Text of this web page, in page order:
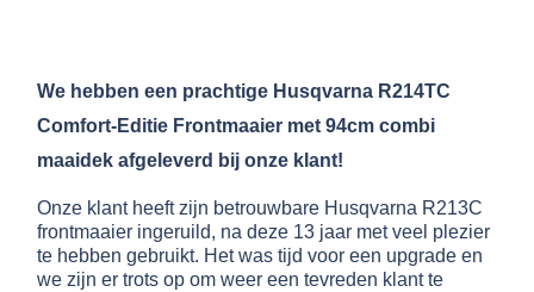
We hebben een prachtige Husqvarna R214TC
Comfort-Editie Frontmaaier met 94cm combi
maaidek afgeleverd bij onze klant!
Onze klant heeft zijn betrouwbare Husqvarna R213C
frontmaaier ingeruild, na deze 13 jaar met veel plezier
te hebben gebruikt. Het was tijd voor een upgrade en
we zijn er trots op om weer een tevreden klant te